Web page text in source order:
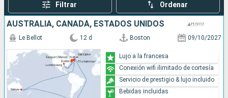
Filtrar Ordenar
AUSTRALIA, CANADÁ, ESTADOS UNIDOS
Le Bellot 12 d Boston 09/10/2027
Lujo a la francesa
Conexión wifi ilimitado de cortesía
Servicio de prestigio & lujo incluido
Bebidas incluidas